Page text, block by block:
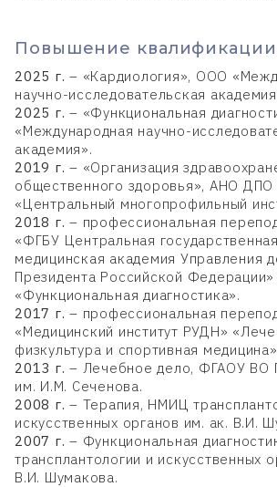
Повышение квалификации
2025 г. – «Кардиология», ООО
научно-исследовательская
2025 г. – «Функциональная
«Международная научно-
академия».
2019 г. – «Организация
общественного здоровья», АНО ДПО
«Центральный многопрофильный
2018 г. – профессиональная
«ФГБУ Центральная государственная
медицинская академия Управления
Президента Российской Федерации»
«Функциональная диагностика».
2017 г. – профессиональная
«Медицинский институт РУДН»
физкультура и спортивная
2013 г. – Лечебное дело, ФГАОУ ВО
им. И.М. Сеченова.
2008 г. – Терапия, НМИЦ
искусственных органов им. ак. В.И.
2007 г. – Функциональная
трансплантологии и искусственных
В.И. Шумакова.